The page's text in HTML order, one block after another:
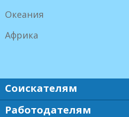
Океания
Африка
Соискателям
Работодателям